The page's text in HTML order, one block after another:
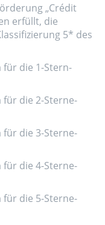
„Crédit
erfüllt, die
5* des
die 1-Stern-
die 2-Sterne-
die 3-Sterne-
die 4-Sterne-
die 5-Sterne-